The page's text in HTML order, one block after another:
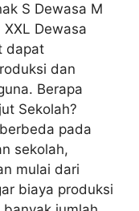
S Dewasa M
Dewasa
dapat
dan
Berapa
Sekolah?
pada
sekolah,
mulai dari
biaya produksi